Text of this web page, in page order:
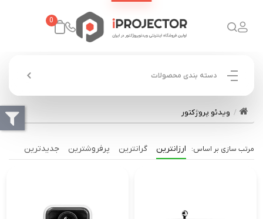
0
دسته بندی محصولات
ویدئو پروژکتور
ارزانترین گرانترین پرفروشترین جدیدترین